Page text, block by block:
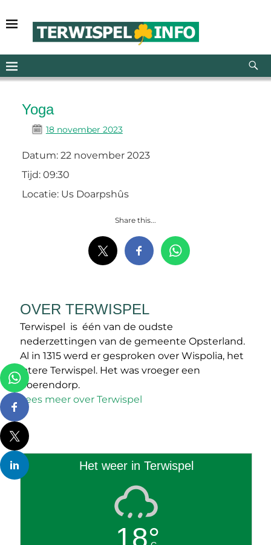
Yoga
18 november 2023
Datum: 22 november 2023
Tijd: 09:30
Locatie: Us Doarpshûs
Share this...
OVER TERWISPEL
Terwispel is één van de oudste
nederzettingen van de gemeente Opsterland.
Al in 1315 werd er gesproken over Wispolia, het
latere Terwispel. Het was vroeger een
boerendorp.
Lees meer over Terwispel
Het weer in Terwispel
18°